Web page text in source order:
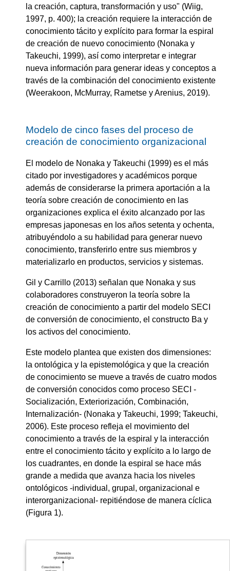
la creación, captura, transformación y uso" (Wiig,
1997, p. 400); la creación requiere la interacción de
conocimiento tácito y explícito para formar la espiral
de creación de nuevo conocimiento (Nonaka y
Takeuchi, 1999), así como interpretar e integrar
nueva información para generar ideas y conceptos a
través de la combinación del conocimiento existente
(Weerakoon, McMurray, Rametse y Arenius, 2019).
Modelo de cinco fases del proceso de
creación de conocimiento organizacional
El modelo de Nonaka y Takeuchi (1999) es el más
citado por investigadores y académicos porque
además de considerarse la primera aportación a la
teoría sobre creación de conocimiento en las
organizaciones explica el éxito alcanzado por las
empresas japonesas en los años setenta y ochenta,
atribuyéndolo a su habilidad para generar nuevo
conocimiento, transferirlo entre sus miembros y
materializarlo en productos, servicios y sistemas.
Gil y Carrillo (2013) señalan que Nonaka y sus
colaboradores construyeron la teoría sobre la
creación de conocimiento a partir del modelo SECI
de conversión de conocimiento, el constructo Ba y
los activos del conocimiento.
Este modelo plantea que existen dos dimensiones:
la ontológica y la epistemológica y que la creación
de conocimiento se mueve a través de cuatro modos
de conversión conocidos como proceso SECI -
Socialización, Exteriorización, Combinación,
Internalización- (Nonaka y Takeuchi, 1999; Takeuchi,
2006). Este proceso refleja el movimiento del
conocimiento a través de la espiral y la interacción
entre el conocimiento tácito y explícito a lo largo de
los cuadrantes, en donde la espiral se hace más
grande a medida que avanza hacia los niveles
ontológicos -individual, grupal, organizacional e
interorganizacional- repitiéndose de manera cíclica
(Figura 1).